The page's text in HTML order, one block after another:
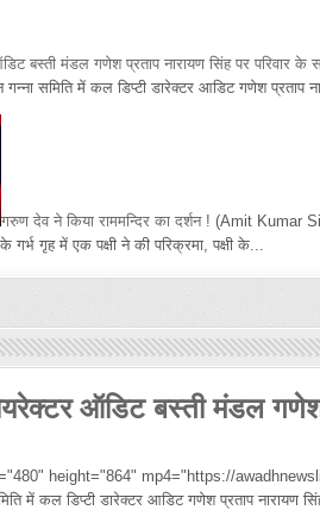
बस्ती मंडल गणेश प्रताप नारायण सिंह पर परिवार
समिति में कल डिप्टी डारेक्टर आडिट गणेश प्रताप
गरुण देव ने किया राममन्दिर का दर्शन ! (Amit Kumar
गर्भ गृह में एक पक्षी ने की परिक्रमा, पक्षी के...
ऑडिट बस्ती मंडल
height="864" mp4="https://
में कल डिप्टी डारेक्टर आडिट गणेश प्रताप नारायण